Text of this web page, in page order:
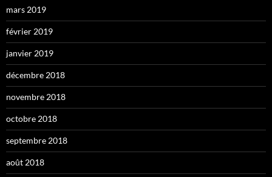
mars 2019
février 2019
janvier 2019
décembre 2018
novembre 2018
octobre 2018
septembre 2018
août 2018